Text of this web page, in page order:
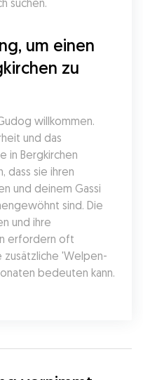
suchen.
um einen
zu
willkommen.
und das
in Bergkirchen
dass sie ihren
und deinem Gassi
sind. Die
und ihre
erfordern oft
zusätzliche 'Welpen-
bedeuten kann.